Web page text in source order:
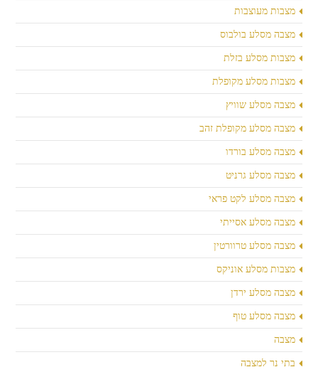
מצבות מעוצבות
מצבה מסלע בולבוס
מצבות מסלע בזלת
מצבות מסלע מקופלת
מצבה מסלע שוויץ
מצבה מסלע מקופלת זהב
מצבה מסלע בורדו
מצבה מסלע גרניט
מצבה מסלע לקט פראי
מצבה מסלע אסייתי
מצבה מסלע טרוורטין
מצבות מסלע אוניקס
מצבה מסלע ירדן
מצבה מסלע טוף
מצבה
בתי נר למצבה